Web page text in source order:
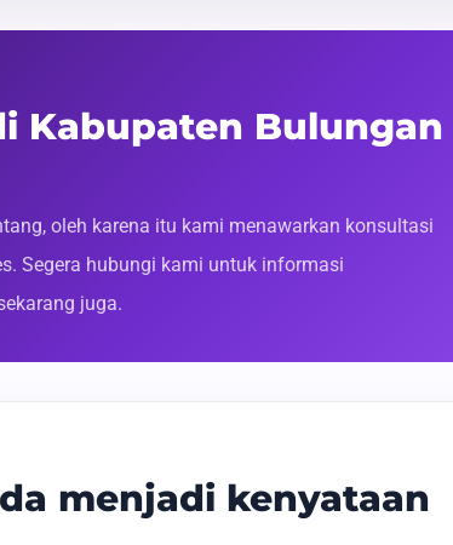
Kabupaten Bulungan
oleh karena itu kami menawarkan konsultasi
Segera hubungi kami untuk informasi
juga.
menjadi kenyataan